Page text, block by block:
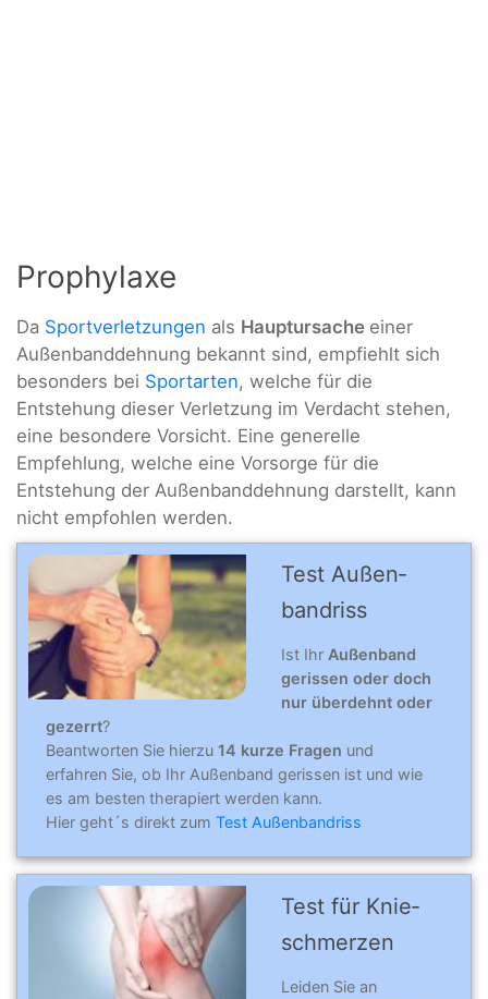
Prophylaxe
Da Sportverletzungen als Hauptursache einer
Außenbanddehnung bekannt sind, empfiehlt sich
besonders bei Sportarten, welche für die
Entstehung dieser Verletzung im Verdacht stehen,
eine besondere Vorsicht. Eine generelle
Empfehlung, welche eine Vorsorge für die
Entstehung der Außenbanddehnung darstellt, kann
nicht empfohlen werden.
Test Außen­
band­riss
Ist Ihr Außenband
gerissen oder doch
nur überdehnt oder
gezerrt?
Beantworten Sie hierzu 14 kurze Fragen und
erfahren Sie, ob Ihr Außenband gerissen ist und wie
es am besten therapiert werden kann.
Hier geht´s direkt zum Test Außenbandriss
Test für Knie­
schmer­zen
Leiden Sie an